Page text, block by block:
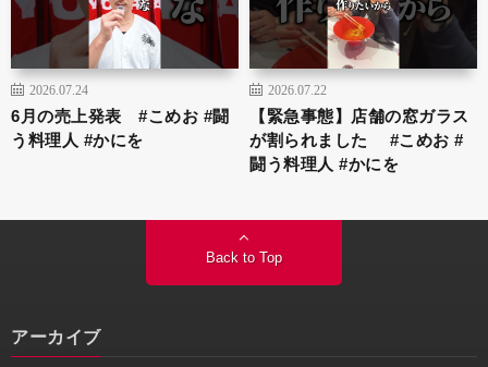
2026.07.24
6月の売上発表 #こめお #闘
う料理人 #かにを
2026.07.22
【緊急事態】店舗の窓ガラス
が割られました #こめお #
闘う料理人 #かにを
Back to Top
アーカイブ